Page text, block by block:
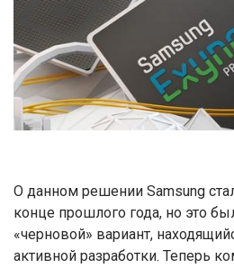
О данном решении Samsung
конце прошлого года, но это
«черновой» вариант,
активной разработки. Теперь